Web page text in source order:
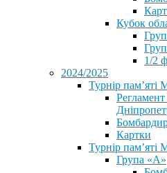
Кубок
1/2
2024/2025
Турнір пам’яті
Картки
Турнір пам’яті
Група «А»